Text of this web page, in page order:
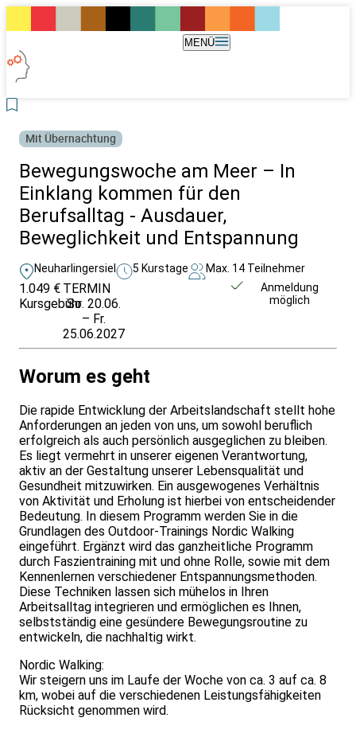
MENÜ
Mit Übernachtung
Bewegungswoche am Meer – In
Einklang kommen für den
Berufsalltag - Ausdauer,
Beweglichkeit und Entspannung
Neuharlingersiel 5 Kurstage Max. 14 Teilnehmer
1.049 €
Kursgebühr
TERMIN
So. 20.06.
– Fr.
25.06.2027
Anmeldung
möglich
Worum es geht
Die rapide Entwicklung der Arbeitslandschaft stellt hohe
Anforderungen an jeden von uns, um sowohl beruflich
erfolgreich als auch persönlich ausgeglichen zu bleiben.
Es liegt vermehrt in unserer eigenen Verantwortung,
aktiv an der Gestaltung unserer Lebensqualität und
Gesundheit mitzuwirken. Ein ausgewogenes Verhältnis
von Aktivität und Erholung ist hierbei von entscheidender
Bedeutung. In diesem Programm werden Sie in die
Grundlagen des Outdoor-Trainings Nordic Walking
eingeführt. Ergänzt wird das ganzheitliche Programm
durch Faszientraining mit und ohne Rolle, sowie mit dem
Kennenlernen verschiedener Entspannungsmethoden.
Diese Techniken lassen sich mühelos in Ihren
Arbeitsalltag integrieren und ermöglichen es Ihnen,
selbstständig eine gesündere Bewegungsroutine zu
entwickeln, die nachhaltig wirkt.
Nordic Walking:
Wir steigern uns im Laufe der Woche von ca. 3 auf ca. 8
km, wobei auf die verschiedenen Leistungsfähigkeiten
Rücksicht genommen wird.